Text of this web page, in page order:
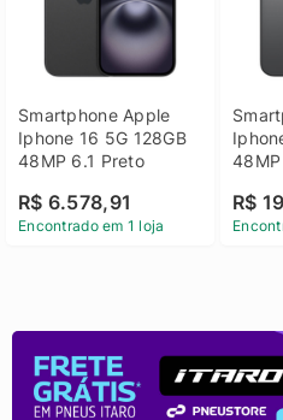
Smartphone Apple
Iphone 16 5G 128GB
48MP 6.1 Preto
R$ 6.578,91
Encontrado em 1 loja
R$